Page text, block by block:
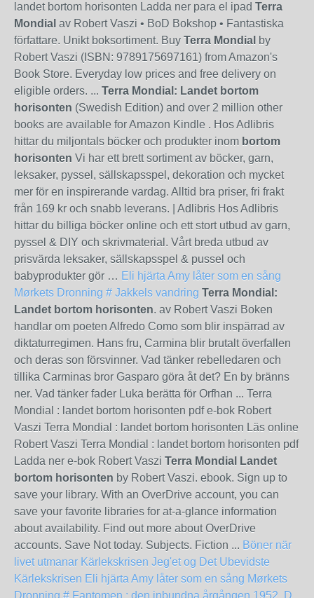
landet bortom horisonten Ladda ner para el ipad Terra
Mondial av Robert Vaszi • BoD Bokshop • Fantastiska
författare. Unikt boksortiment. Buy Terra Mondial by
Robert Vaszi (ISBN: 9789175697161) from Amazon's
Book Store. Everyday low prices and free delivery on
eligible orders. ... Terra Mondial: Landet bortom
horisonten (Swedish Edition) and over 2 million other
books are available for Amazon Kindle . Hos Adlibris
hittar du miljontals böcker och produkter inom bortom
horisonten Vi har ett brett sortiment av böcker, garn,
leksaker, pyssel, sällskapsspel, dekoration och mycket
mer för en inspirerande vardag. Alltid bra priser, fri frakt
från 169 kr och snabb leverans. | Adlibris Hos Adlibris
hittar du billiga böcker online och ett stort utbud av garn,
pyssel & DIY och skrivmaterial. Vårt breda utbud av
prisvärda leksaker, sällskapsspel & pussel och
babyprodukter gör … Eli hjärta Amy låter som en sång
Mørkets Dronning # Jakkels vandring Terra Mondial:
Landet bortom horisonten. av Robert Vaszi Boken
handlar om poeten Alfredo Como som blir inspärrad av
diktaturregimen. Hans fru, Carmina blir brutalt överfallen
och deras son försvinner. Vad tänker rebelledaren och
tillika Carminas bror Gasparo göra åt det? En by bränns
ner. Vad tänker fader Luka berätta för Orfhan ... Terra
Mondial : landet bortom horisonten pdf e-bok Robert
Vaszi Terra Mondial : landet bortom horisonten Läs online
Robert Vaszi Terra Mondial : landet bortom horisonten pdf
Ladda ner e-bok Robert Vaszi Terra Mondial Landet
bortom horisonten by Robert Vaszi. ebook. Sign up to
save your library. With an OverDrive account, you can
save your favorite libraries for at-a-glance information
about availability. Find out more about OverDrive
accounts. Save Not today. Subjects. Fiction ... Böner när
livet utmanar Kärlekskrisen Jeg'et og Det Ubevidste
Kärlekskrisen Eli hjärta Amy låter som en sång Mørkets
Dronning # Fantomen : den inbundna årgången 1952. D.